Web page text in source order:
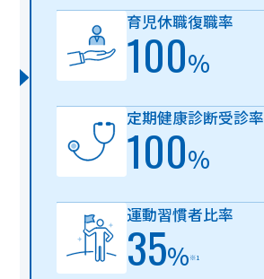
育児休職復職率
100%
定期健康診断受診率
100%
運動習慣者比率
35%※1